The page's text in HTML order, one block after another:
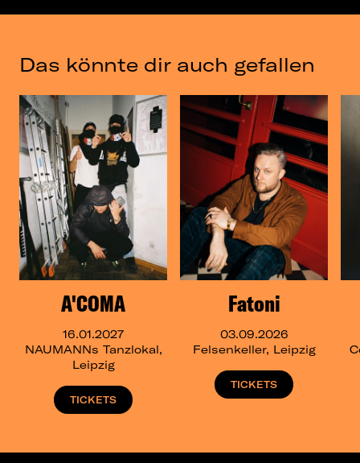
Das könnte dir auch gefallen
A'COMA
16.01.2027
NAUMANNs Tanzlokal,
Leipzig
TICKETS
Fatoni
03.09.2026
Felsenkeller, Leipzig
TICKETS